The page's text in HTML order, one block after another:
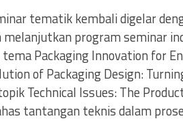
tematik kembali digelar
melanjutkan program seminar
Packaging Innovation for
of Packaging Design:
Technical Issues: The
tantangan teknis dalam